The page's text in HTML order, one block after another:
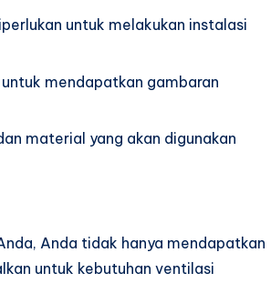
untuk melakukan instalasi
mendapatkan gambaran
material yang akan digunakan
Anda tidak hanya mendapatkan
untuk kebutuhan ventilasi